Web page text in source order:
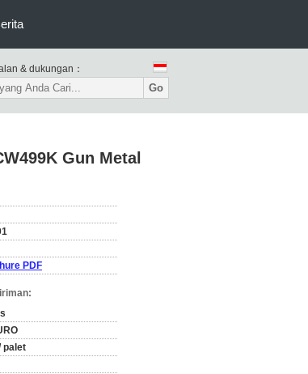
& dukungan：
Go
Gun Metal
PDF
palet